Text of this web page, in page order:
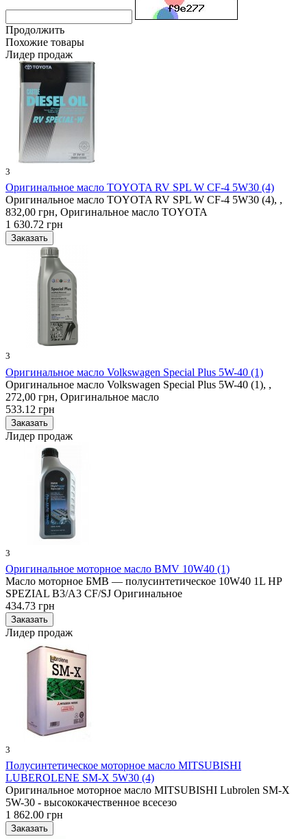
Продолжить
Похожие товары
Лидер продаж
3
Оригинальное масло TOYOTA RV SPL W CF-4 5W30 (4)
Оригинальное масло TOYOTA RV SPL W CF-4 5W30 (4), ,
832,00 грн, Оригинальное масло TOYOTA
1 630.72 грн
3
Оригинальное масло Volkswagen Special Plus 5W-40 (1)
Оригинальное масло Volkswagen Special Plus 5W-40 (1), ,
272,00 грн, Оригинальное масло
533.12 грн
Лидер продаж
3
Оригинальное моторное масло BMV 10W40 (1)
Масло моторное БМВ — полусинтетическое 10W40 1L HP
SPEZIAL B3/A3 CF/SJ Оригинальное
434.73 грн
Лидер продаж
3
Полусинтетическое моторное масло MITSUBISHI
LUBEROLENE SM-X 5W30 (4)
Оригинальное моторное масло MITSUBISHI Lubrolen SM-X
5W-30 - высококачественное всесезо
1 862.00 грн